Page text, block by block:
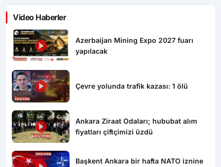
Video Haberler
Azerbaijan Mining Expo 2027 fuarı
yapılacak
Çevre yolunda trafik kazası: 1 ölü
Ankara Ziraat Odaları; hububat alım
fiyatları çiftçimizi üzdü
Başkent Ankara bir hafta NATO iznine